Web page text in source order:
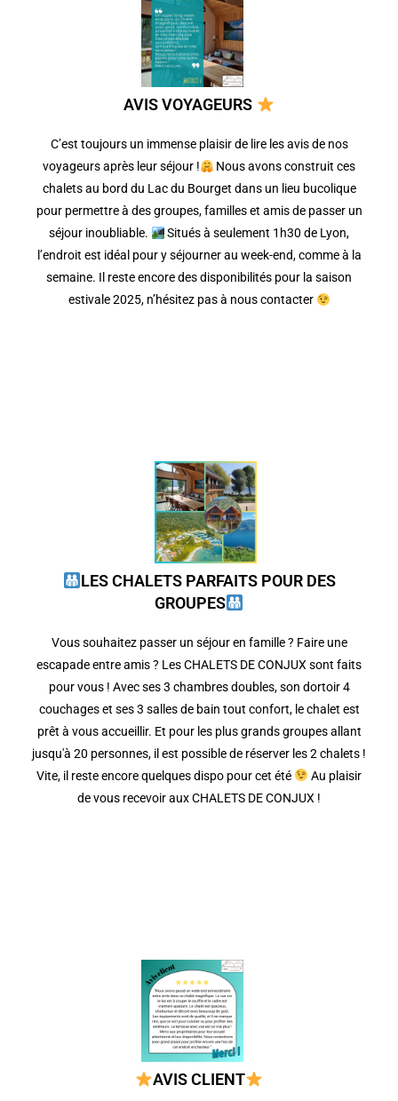
AVIS VOYAGEURS
C’est toujours un immense plaisir de lire les avis de nos
voyageurs après leur séjour !
Nous avons construit ces
chalets au bord du Lac du Bourget dans un lieu bucolique
pour permettre à des groupes, familles et amis de passer un
séjour inoubliable.
Situés à seulement 1h30 de Lyon,
l’endroit est idéal pour y séjourner au week-end, comme à la
semaine. Il reste encore des disponibilités pour la saison
estivale 2025, n’hésitez pas à nous contacter
LES CHALETS PARFAITS POUR DES
GROUPES
Vous souhaitez passer un séjour en famille ? Faire une
escapade entre amis ? Les CHALETS DE CONJUX sont faits
pour vous ! Avec ses 3 chambres doubles, son dortoir 4
couchages et ses 3 salles de bain tout confort, le chalet est
prêt à vous accueillir. Et pour les plus grands groupes allant
jusqu'à 20 personnes, il est possible de réserver les 2 chalets !
Vite, il reste encore quelques dispo pour cet été
Au plaisir
de vous recevoir aux CHALETS DE CONJUX !
AVIS CLIENT